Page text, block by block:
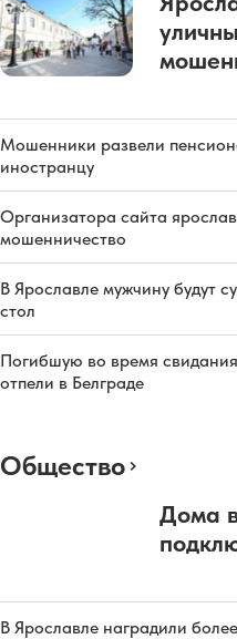
Мошенники развели
иностранцу
Организатора сайта
мошенничество
В Ярославле мужчину будут
стол
Погибшую во время
отпели в Белграде
Общество
Дома
В Ярославле наградили